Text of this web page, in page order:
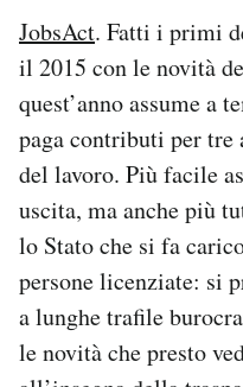
JobsAct. Fatti i primi
il 2015 con le novità
quest’anno assume a
paga contributi per
del lavoro. Più facile
uscita, ma anche più
lo Stato che si fa
persone licenziate: si
a lunghe trafile
le novità che presto